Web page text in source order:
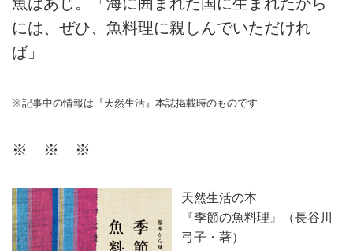
には、ぜひ、魚料理に親しんでいただけれ
ば」
※記事中の情報は『天然生活』本誌掲載時のものです
※ ※ ※
天然生活の本
『季節の魚料理』（長谷川
弓子・著）